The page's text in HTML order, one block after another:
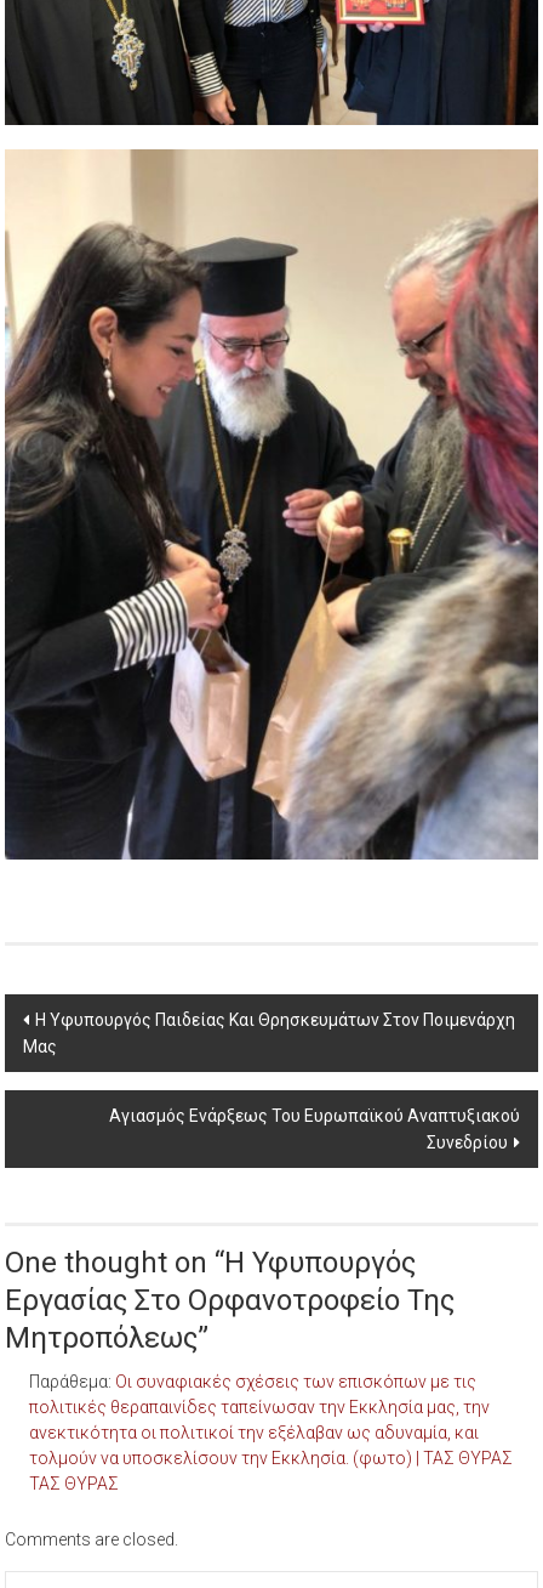
Post
navigation
Η Υφυπουργός Παιδείας Και Θρησκευμάτων Στον Ποιμενάρχη
Μας
Αγιασμός Ενάρξεως Του Ευρωπαϊκού Αναπτυξιακού
Συνεδρίου
One thought on “Η Υφυπουργός
Εργασίας Στο Ορφανοτροφείο Της
Μητροπόλεως”
Παράθεμα: Οι συναφιακές σχέσεις των επισκόπων με τις
πολιτικές θεραπαινίδες ταπείνωσαν την Εκκλησία μας, την
ανεκτικότητα οι πολιτικοί την εξέλαβαν ως αδυναμία, και
τολμούν να υποσκελίσουν την Εκκλησία. (φωτο) | ΤΑΣ ΘΥΡΑΣ
ΤΑΣ ΘΥΡΑΣ
Comments are closed.